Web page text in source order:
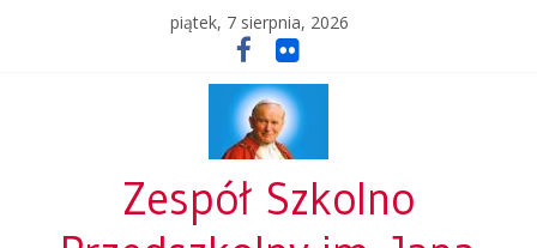
piątek, 7 sierpnia, 2026
Zespół Szkolno